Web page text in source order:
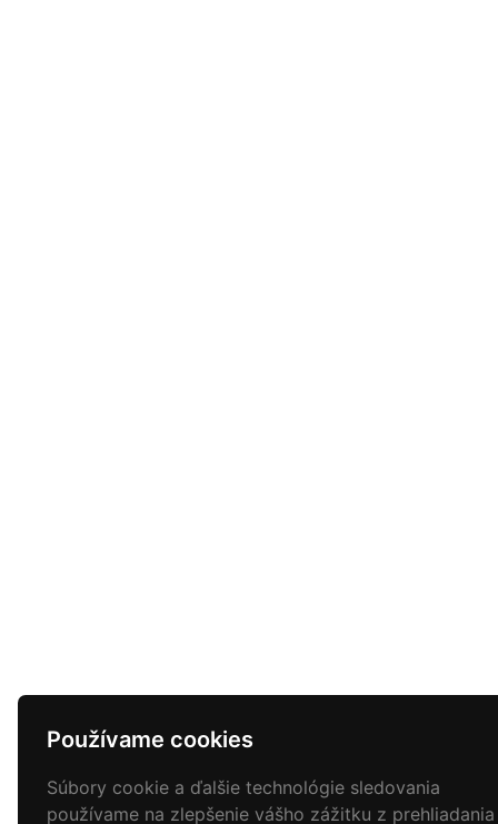
Používame cookies
Súbory cookie a ďalšie technológie sledovania
používame na zlepšenie vášho zážitku z prehliadania